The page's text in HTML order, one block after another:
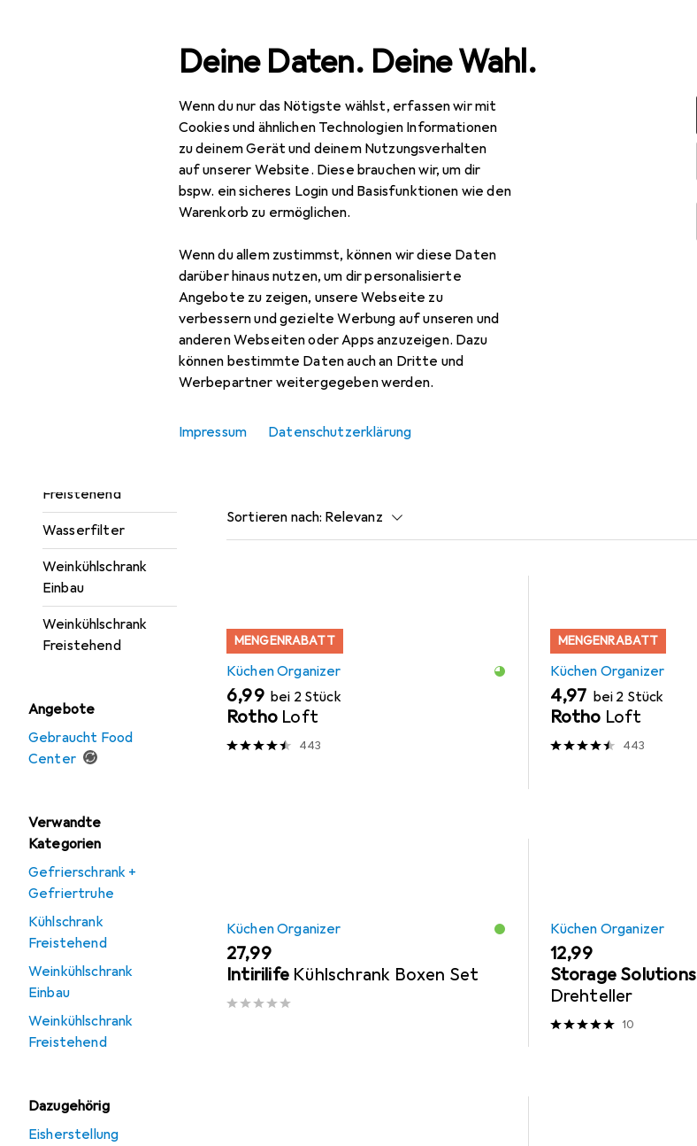
Deine Daten. Deine Wahl.
Wenn du nur das Nötigste wählst, erfassen wir mit
Cookies und ähnlichen Technologien Informationen
zu deinem Gerät und deinem Nutzungsverhalten
auf unserer Website. Diese brauchen wir, um dir
bspw. ein sicheres Login und Basisfunktionen wie den
Warenkorb zu ermöglichen.
Wenn du allem zustimmst, können wir diese Daten
darüber hinaus nutzen, um dir personalisierte
Angebote zu zeigen, unsere Webseite zu
verbessern und gezielte Werbung auf unseren und
anderen Webseiten oder Apps anzuzeigen. Dazu
können bestimmte Daten auch an Dritte und
Werbepartner weitergegeben werden.
Impressum Datenschutzerklärung
Navigation nach Kategorien
Freistehend
Wasserfilter
Weinkühlschrank
Einbau
Weinkühlschrank
Freistehend
Angebote
Gebraucht Food
Center
Verwandte
Kategorien
Gefrierschrank +
Gefriertruhe
Kühlschrank
Freistehend
Weinkühlschrank
Einbau
Weinkühlschrank
Freistehend
Dazugehörig
Eisherstellung
Gesamtsortiment Haushalt Küche
LG GSLV90PZAD
635 l
Zubehör für LG GSLV90PZAD
Sortieren nach: Relevanz
MENGENRABATT
Küchen Organizer
EUR
6,99 bei 2 Stück
Rotho Loft
443
MENGENRABATT
Küchen Organizer
EUR
4,97 bei 2 Stück
Rotho Loft
443
Küchen Organizer
EUR
27,99
Intirilife Kühlschrank Boxen Set
Küchen Organizer
EUR
12,99
Storage Solutions
Drehteller
10